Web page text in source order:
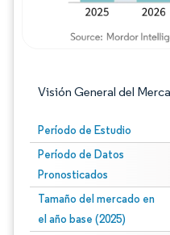
Visión General del
Período de Estudio
Período de Datos
Pronosticados
Tamaño del mercado en
el año base (2025)